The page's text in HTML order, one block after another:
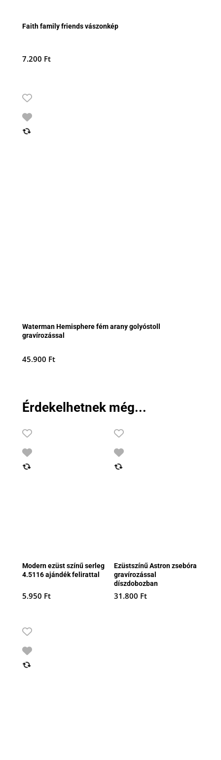
Faith family friends vászonkép
7.200 Ft
Waterman Hemisphere fém arany golyóstoll
gravírozással
45.900 Ft
Érdekelhetnek még...
Modern ezüst színű serleg
4.5116 ajándék felirattal
5.950 Ft
Ezüstszínű Astron zsebóra
gravírozással
díszdobozban
31.800 Ft